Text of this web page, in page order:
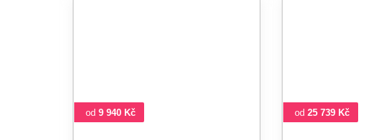
od 9 940 Kč od 25 739 Kč